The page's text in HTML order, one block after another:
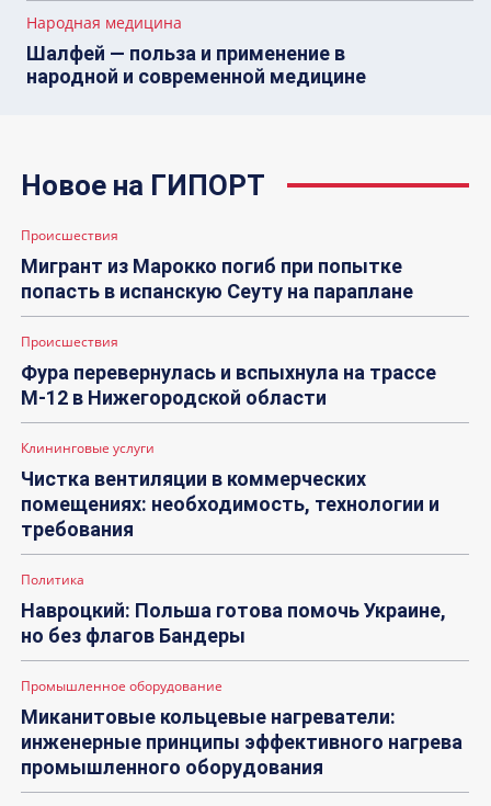
Народная медицина
Шалфей — польза и применение в
народной и современной медицине
Новое на ГИПОРТ
Происшествия
Мигрант из Марокко погиб при попытке
попасть в испанскую Сеуту на параплане
Происшествия
Фура перевернулась и вспыхнула на трассе
М-12 в Нижегородской области
Клининговые услуги
Чистка вентиляции в коммерческих
помещениях: необходимость, технологии и
требования
Политика
Навроцкий: Польша готова помочь Украине,
но без флагов Бандеры
Промышленное оборудование
Миканитовые кольцевые нагреватели:
инженерные принципы эффективного нагрева
промышленного оборудования